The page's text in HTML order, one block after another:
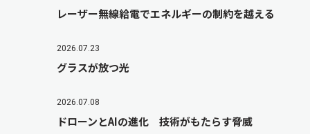
レーザー無線給電でエネルギーの制約を越える
2026.07.23
グラスが放つ光
2026.07.08
ドローンとAIの進化 技術がもたらす脅威